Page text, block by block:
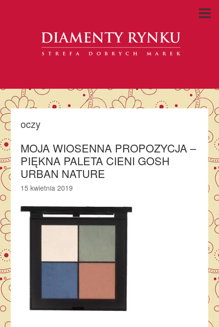
oczy
MOJA WIOSENNA PROPOZYCJA –
PIĘKNA PALETA CIENI GOSH
URBAN NATURE
15 kwietnia 2019